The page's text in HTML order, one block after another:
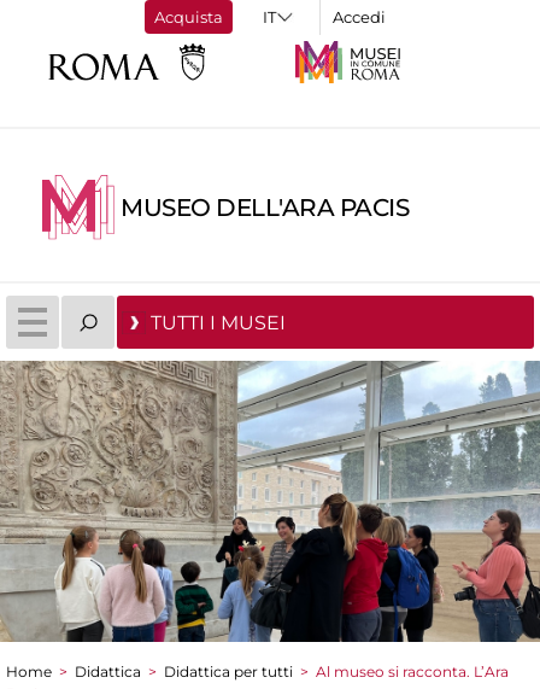
Acquista Accedi
MUSEO DELL'ARA PACIS
TUTTI I MUSEI
Home > Didattica > Didattica per tutti > Al museo si racconta. L’Ara